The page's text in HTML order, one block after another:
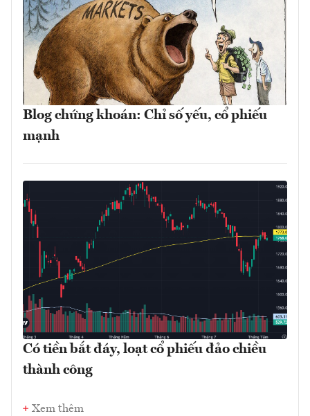
Blog chứng khoán: Chỉ số yếu, cổ phiếu
mạnh
Có tiền bắt đáy, loạt cổ phiếu đảo chiều
thành công
Xem thêm